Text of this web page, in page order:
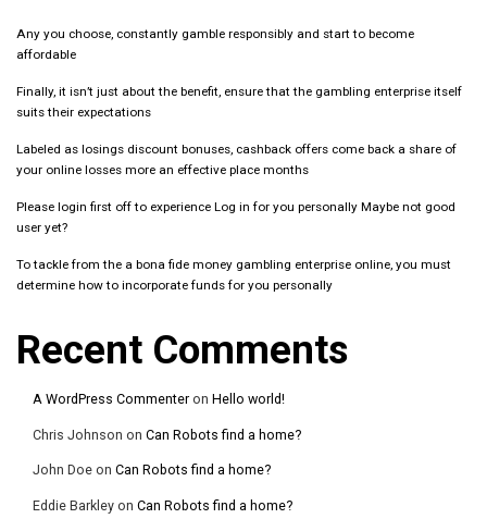
Any you choose, constantly gamble responsibly and start to become
affordable
Finally, it isn’t just about the benefit, ensure that the gambling enterprise itself
suits their expectations
Labeled as losings discount bonuses, cashback offers come back a share of
your online losses more an effective place months
Please login first off to experience Log in for you personally Maybe not good
user yet?
To tackle from the a bona fide money gambling enterprise online, you must
determine how to incorporate funds for you personally
Recent Comments
A WordPress Commenter on Hello world!
Chris Johnson on Can Robots find a home?
John Doe on Can Robots find a home?
Eddie Barkley on Can Robots find a home?